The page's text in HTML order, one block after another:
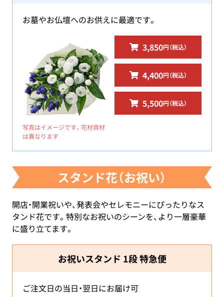
お墓やお仏壇へのお供えに最適です。
写真はイメージです。花材資材
は異なります
3,850円（税込）
4,400円（税込）
5,500円（税込）
スタンド花（お祝い）
開店・開業祝いや、発表会やセレモニーにぴったりなス
タンド花です。特別なお祝いのシーンを、より一層豪華
に盛り立てます。
お祝いスタンド 1段 特急便
ご注文日の当日・翌日にお届け可